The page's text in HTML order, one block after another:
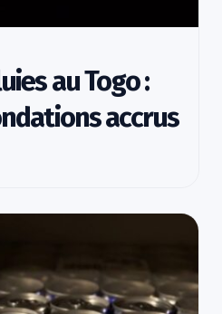
au Togo :
accrus